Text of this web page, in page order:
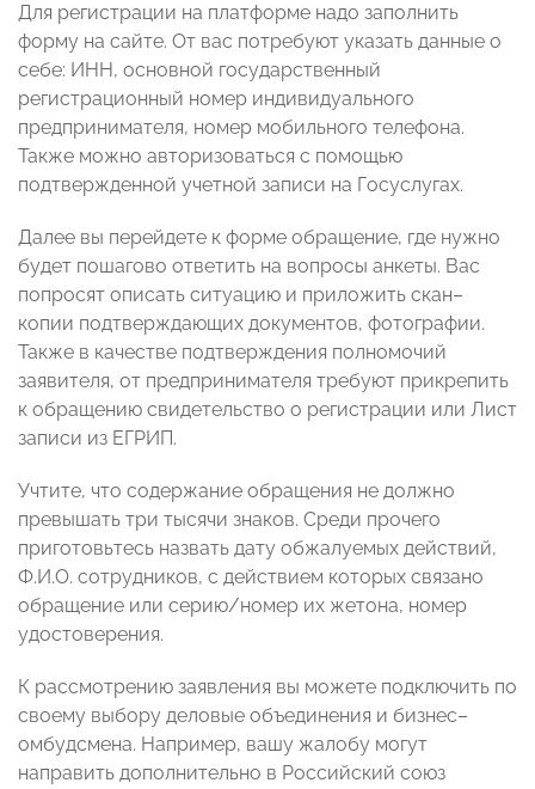
Для регистрации на платформе надо заполнить
форму на сайте. От вас потребуют указать данные о
себе: ИНН, основной государственный
регистрационный номер индивидуального
предпринимателя, номер мобильного телефона.
Также можно авторизоваться с помощью
подтвержденной учетной записи на Госуслугах.
Далее вы перейдете к форме обращение, где нужно
будет пошагово ответить на вопросы анкеты. Вас
попросят описать ситуацию и приложить скан–
копии подтверждающих документов, фотографии.
Также в качестве подтверждения полномочий
заявителя, от предпринимателя требуют прикрепить
к обращению свидетельство о регистрации или Лист
записи из ЕГРИП.
Учтите, что содержание обращения не должно
превышать три тысячи знаков. Среди прочего
приготовьтесь назвать дату обжалуемых действий,
Ф.И.О. сотрудников, с действием которых связано
обращение или серию/номер их жетона, номер
удостоверения.
К рассмотрению заявления вы можете подключить по
своему выбору деловые объединения и бизнес–
омбудсмена. Например, вашу жалобу могут
направить дополнительно в Российский союз